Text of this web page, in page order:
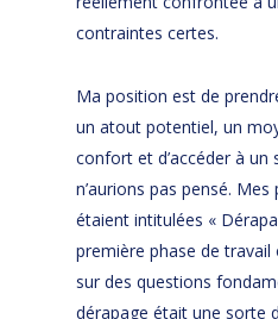
contraintes certes.
Ma position est de
un atout potentiel, un
confort et d’accéder à un
n’aurions pas pensé.
étaient intitulées «
première phase de travail
sur des questions
dérapage était une sorte